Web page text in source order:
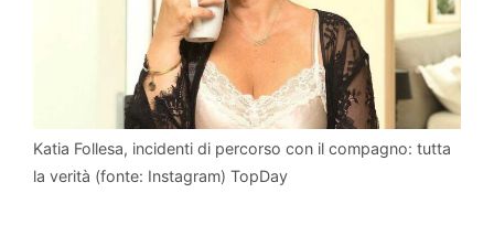
Katia Follesa, incidenti di percorso con il compagno: tutta
la verità (fonte: Instagram) TopDay